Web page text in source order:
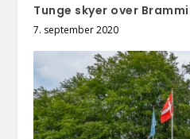
Tunge skyer over
7. september 2020